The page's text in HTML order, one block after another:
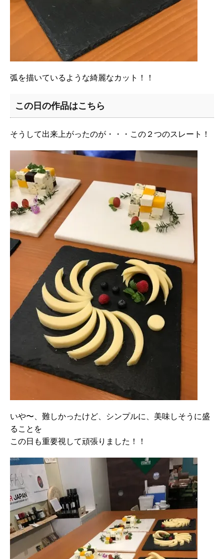
弧を描いているような綺麗なカット！！
この日の作品はこちら
そうして出来上がったのが・・・この２つのスレート！
いや〜、難しかったけど、シンプルに、美味しそうに盛
ることを
この日も重要視して頑張りました！！